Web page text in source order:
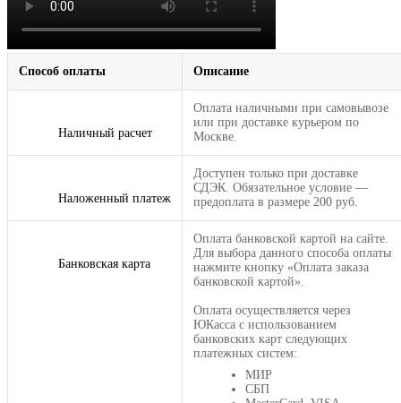
Способ оплаты Описание
Наличный расчет
Оплата наличными при самовывозе
или при доставке курьером по
Москве.
Наложенный платеж
Доступен только при доставке
СДЭК. Обязательное условие —
предоплата в размере 200 руб.
Банковская карта
Оплата банковской картой на сайте.
Для выбора данного способа оплаты
нажмите кнопку «Оплата заказа
банковской картой».
Оплата осуществляется через
ЮКасса с использованием
банковских карт следующих
платежных систем:
МИР
СБП